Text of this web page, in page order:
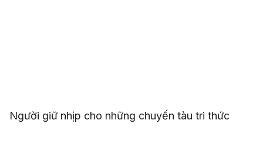
Người giữ nhịp cho những chuyến tàu tri thức